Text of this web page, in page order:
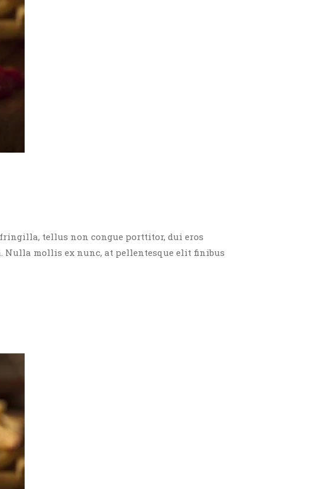
tellus non congue porttitor, dui eros
mollis ex nunc, at pellentesque elit finibus